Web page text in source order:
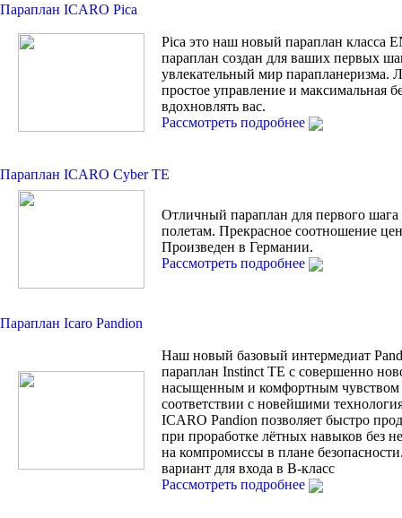
Параплан ICARO Pica
Pica это наш новый параплан класса
параплан создан для ваших первых
увлекательный мир парапланеризма.
простое управление и максимальная
вдохновлять вас.
Рассмотреть подробнее
Параплан ICARO Cyber TE
Отличный параплан для первого
полетам. Прекрасное соотношение
Произведен в Германии.
Рассмотреть подробнее
Параплан Icaro Pandion
Наш новый базовый интермедиат
параплан Instinct TE с совершенно
насыщенным и комфортным чувством
соответствии с новейшими
ICARO Pandion позволяет быстро
при проработке лётных навыков без
на компромиссы в плане
вариант для входа в В-класс
Рассмотреть подробнее